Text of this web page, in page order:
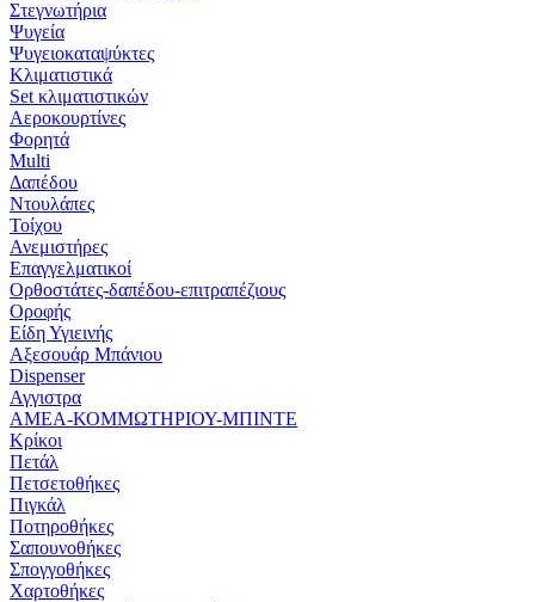
Στεγνωτήρια
Ψυγεία
Ψυγειοκαταψύκτες
Κλιματιστικά
Set κλιματιστικών
Αεροκουρτίνες
Φορητά
Multi
Δαπέδου
Ντουλάπες
Τοίχου
Ανεμιστήρες
Επαγγελματικοί
Ορθοστάτες-δαπέδου-επιτραπέζιους
Οροφής
Είδη Υγιεινής
Αξεσουάρ Μπάνιου
Dispenser
Αγγιστρα
ΑΜΕΑ-ΚΟΜΜΩΤΗΡΙΟΥ-ΜΠΙΝΤΕ
Κρίκοι
Πετάλ
Πετσετοθήκες
Πιγκάλ
Ποτηροθήκες
Σαπουνοθήκες
Σπογγοθήκες
Χαρτοθήκες